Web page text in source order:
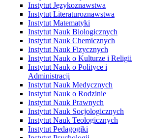
Instytut Językoznawstwa
Instytut Literaturoznawstwa
Instytut Matematyki
Instytut Nauk Biologicznych
Instytut Nauk Chemicznych
Instytut Nauk Fizycznych
Instytut Nauk o Kulturze i Religii
Instytut Nauk o Polityce i
Administracji
Instytut Nauk Medycznych
Instytut Nauk o Rodzinie
Instytut Nauk Prawnych
Instytut Nauk Socjologicznych
Instytut Nauk Teologicznych
Instytut Pedagogiki